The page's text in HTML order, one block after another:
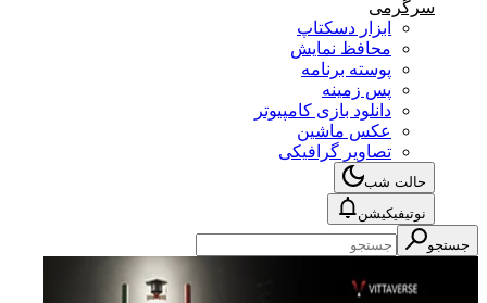
سرگرمی
ابزار دسکتاپ
محافظ نمایش
پوسته برنامه
پس زمینه
دانلود بازی کامپیوتر
عکس ماشین
تصاویر گرافیکی
حالت شب
نوتیفیکیشن
جستجو